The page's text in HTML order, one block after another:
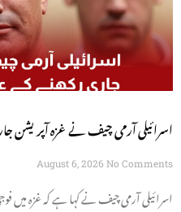
اسرائیلی آرمی چیف نے غزہ آپریشن
August 6, 2026 No Comments
اسرائیلی آرمی چیف نے کہا ہے کہ غزہ